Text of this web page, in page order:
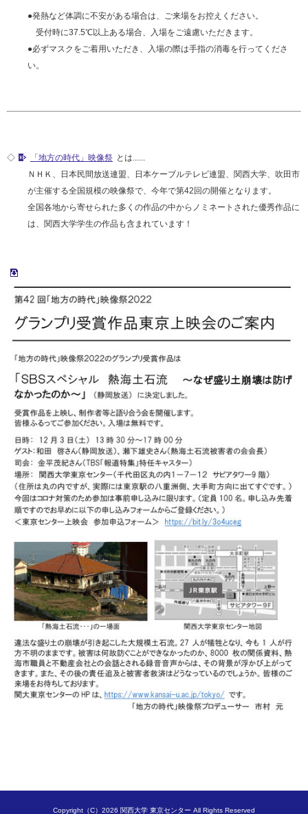
●発熱など体調に不安がある場合は、ご来場をお控えください。
受付時に37.5℃以上ある場合、入場をご遠慮いただきます。
●必ずマスクをご着用いただき、入場の際は手指の消毒を行ってくださ
い。
◇ 「地方の時代」映像祭 とは......
ＮＨＫ、日本民間放送連盟、日本ケーブルテレビ連盟、関西大学、吹田市
が主催する全国規模の映像祭で、今年で第42回の開催となります。
全国各地から寄せられた多くの作品の中からノミネートされた優秀作品に
は、関西大学学生の作品も含まれています！
Copyright（C）2026 関西大学 東京センター All Rights Reserved